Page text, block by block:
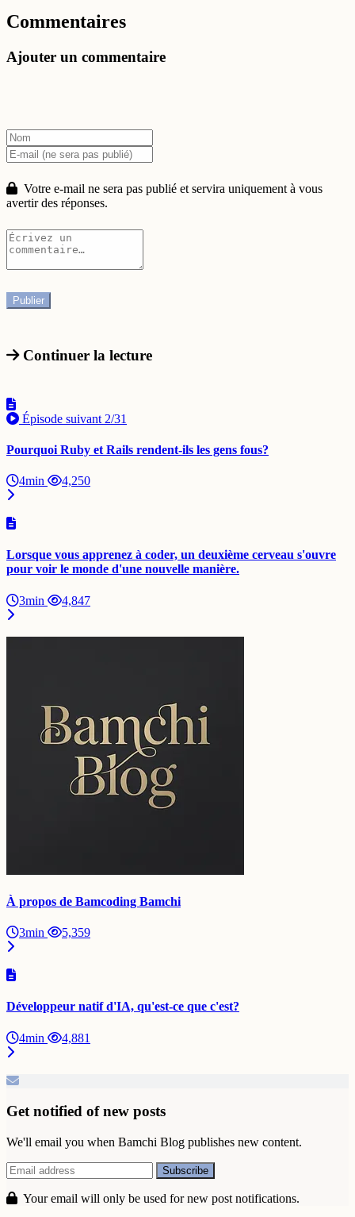
Commentaires
Ajouter un commentaire
Votre e-mail ne sera pas publié et servira uniquement à vous
avertir des réponses.
Continuer la lecture
Épisode suivant 2/31
Pourquoi Ruby et Rails rendent-ils les gens fous?
4min 4,250
Lorsque vous apprenez à coder, un deuxième cerveau s'ouvre
pour voir le monde d'une nouvelle manière.
3min 4,847
À propos de Bamcoding Bamchi
3min 5,359
Développeur natif d'IA, qu'est-ce que c'est?
4min 4,881
Get notified of new posts
We'll email you when Bamchi Blog publishes new content.
Your email will only be used for new post notifications.